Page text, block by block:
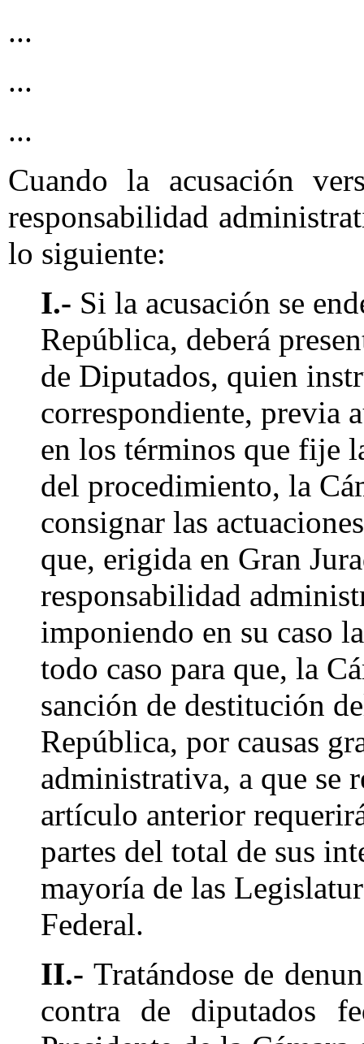
...
...
...
Cuando la acusación
responsabilidad
lo siguiente:
I.- Si la acusación se
República, deberá
de Diputados, quien
correspondiente, previa
en los términos que fije
del procedimiento, la
consignar las
que, erigida en Gran
responsabilidad
imponiendo en su caso
todo caso para que, la
sanción de destitución
República, por causas
administrativa, a que se
artículo anterior
partes del total de sus
mayoría de las
Federal.
II.- Tratándose de
contra de diputados